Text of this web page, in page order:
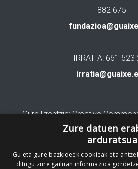
882 675
IRRATIA: 661 523
Gure lizentzia: Creative
Codesyntaxek
Zure datuen
arduratsua
Gu eta gure bazkideek cookieak eta
ditugu zure gailuan informazioa